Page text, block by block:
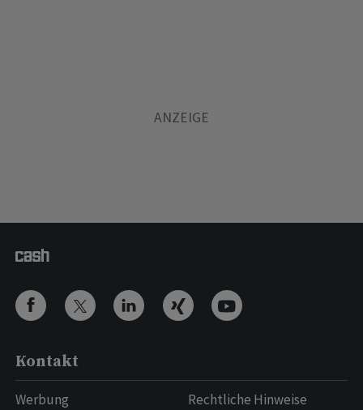
Kontakt
Werbung
Rechtliche Hinweise